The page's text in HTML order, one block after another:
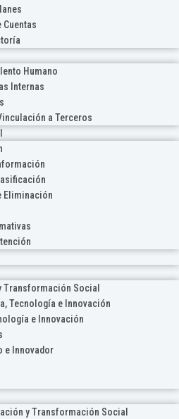
Cuentas
Humano
Internas
a Terceros
Eliminación
Transformación Social
Tecnología e Innovación
e Innovación
e Innovador
y Transformación Social